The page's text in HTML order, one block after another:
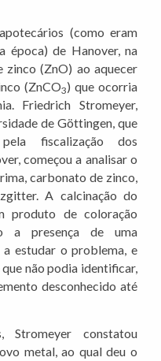
(como eram
época) de Hanover, na
zinco (ZnO) ao aquecer
(ZnCO3) que ocorria
Friedrich Stromeyer,
de Göttingen, que
fiscalização dos
começou a analisar o
carbonato de zinco,
A calcinação do
produto de coloração
a presença de uma
a estudar o problema, e
não podia identificar,
desconhecido até
constatou
metal, ao qual deu o